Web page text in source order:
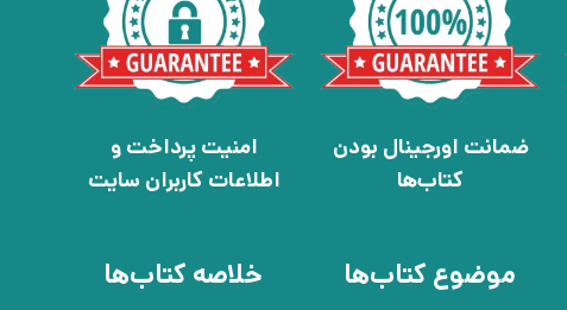
ضمانت اورجینال بودن
کتاب‌ها
امنیت پرداخت و
اطلاعات کاربران سایت
موضوع کتاب‌ها خلاصه کتاب‌ها